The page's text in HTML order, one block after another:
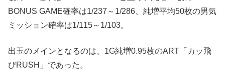
BONUS GAME確率は1/237～1/286、純増平均50枚の男気
ミッション確率は1/115～1/103。
出玉のメインとなるのは、1G純増0.95枚のART「カッ飛
びRUSH」であった。